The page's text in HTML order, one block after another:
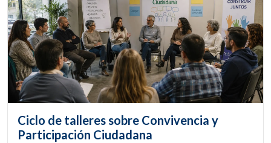
Ciclo de talleres sobre Convivencia y
Participación Ciudadana